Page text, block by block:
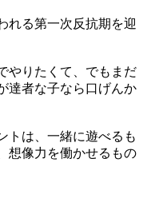
れる第一次反抗期を迎
やりたくて、でもまだ
達者な子なら口げんか
トは、一緒に遊べるも
想像力を働かせるもの